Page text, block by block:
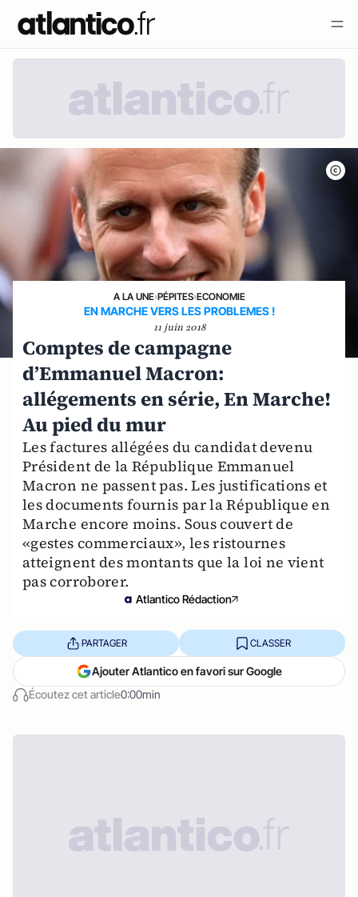
A LA UNE›PÉPITES›ECONOMIE
EN MARCHE VERS LES PROBLEMES !
11 juin 2018
Comptes de campagne
d’Emmanuel Macron:
allégements en série, En Marche!
Au pied du mur
Les factures allégées du candidat devenu
Président de la République Emmanuel
Macron ne passent pas. Les justifications et
les documents fournis par la République en
Marche encore moins. Sous couvert de
«gestes commerciaux», les ristournes
atteignent des montants que la loi ne vient
pas corroborer.
Atlantico Rédaction
Écoutez cet article0:00min
PARTAGER CLASSER
Ajouter Atlantico en favori sur Google